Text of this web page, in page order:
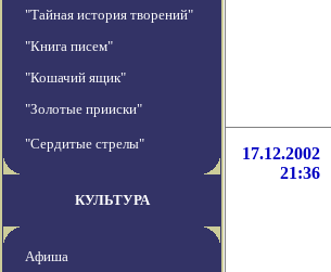
"Тайная история творений"
"Книга писем"
"Кошачий ящик"
"Золотые прииски"
"Сердитые стрелы"
КУЛЬТУРА
Афиша
17.12.2002
21:36